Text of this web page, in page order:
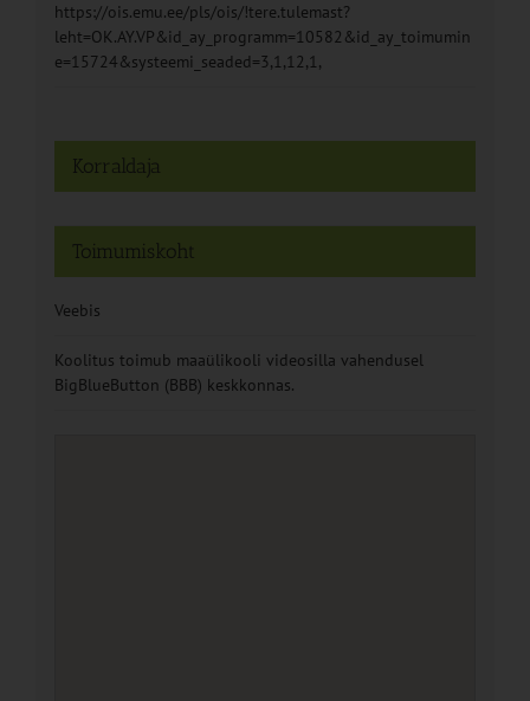
https://ois.emu.ee/pls/ois/!tere.tulemast?
leht=OK.AY.VP&id_ay_programm=10582&id_ay_toimumin
e=15724&systeemi_seaded=3,1,12,1,
Toimumiskoht
Veebis
Koolitus toimub maaülikooli videosilla vahendusel
BigBlueButton (BBB) keskkonnas.
Korraldaja